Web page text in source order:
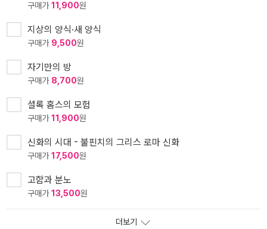
구매가11,900원
지상의 양식·새 양식
구매가 9,500원
자기만의 방
구매가 8,700원
셜록 홈스의 모험
구매가11,900원
신화의 시대 - 불핀치의 그리스 로마 신화
구매가17,500원
고함과 분노
구매가13,500원
더보기